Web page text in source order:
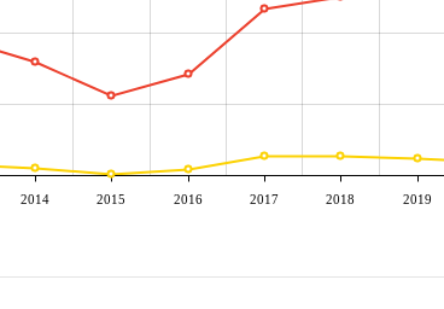
2014 2015 2016 2017 2018 2019